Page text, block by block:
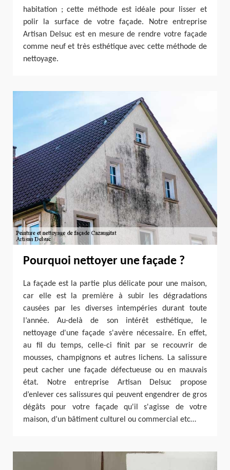
habitation ; cette méthode est idéale pour lisser et
polir la surface de votre façade. Notre entreprise
Artisan Delsuc est en mesure de rendre votre façade
comme neuf et très esthétique avec cette méthode de
nettoyage.
Pourquoi nettoyer une façade ?
La façade est la partie plus délicate pour une maison,
car elle est la première à subir les dégradations
causées par les diverses intempéries durant toute
l’année. Au-delà de son intérêt esthétique, le
nettoyage d'une façade s'avère nécessaire. En effet,
au fil du temps, celle-ci finit par se recouvrir de
mousses, champignons et autres lichens. La salissure
peut cacher une façade défectueuse ou en mauvais
état. Notre entreprise Artisan Delsuc propose
d’enlever ces salissures qui peuvent engendrer de gros
dégâts pour votre façade qu'il s'agisse de votre
maison, d’un bâtiment culturel ou commercial etc…